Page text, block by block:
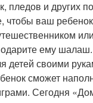
пледов и других
чтобы ваш
ему
детей своими
сможет
Сегодня